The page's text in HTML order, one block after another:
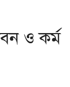
ও কর্ম